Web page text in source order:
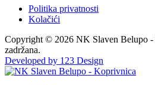
Politika privatnosti
Kolačići
Copyright © 2026 NK Slaven Belupo -
zadržana.
Developed by 123 Design